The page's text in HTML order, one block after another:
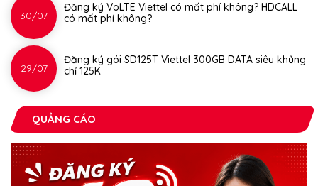
30/07
Đăng ký VoLTE Viettel có mất phí không? HDCALL
có mất phí không?
29/07
Đăng ký gói SD125T Viettel 300GB DATA siêu khủng
chỉ 125K
QUẢNG CÁO